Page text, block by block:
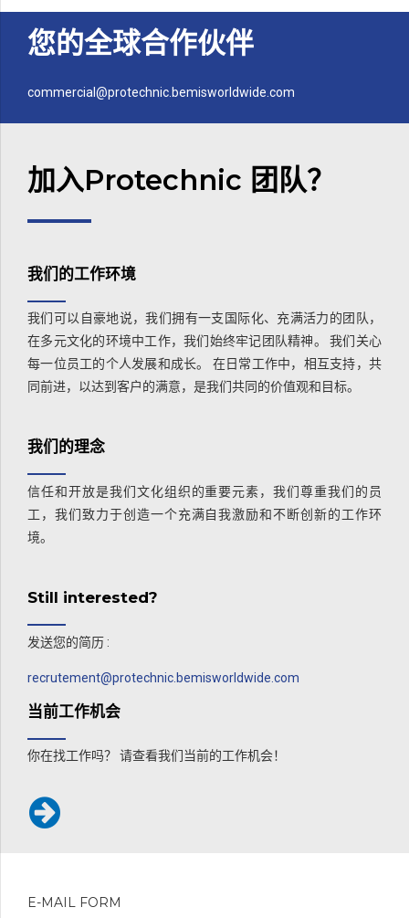
您的全球合作伙伴
commercial@protechnic.bemisworldwide.com
加入Protechnic 团队？
我们的工作环境
我们可以自豪地说，我们拥有一支国际化、充满活力的团队，
在多元文化的环境中工作，我们始终牢记团队精神。 我们关心
每一位员工的个人发展和成长。 在日常工作中，相互支持，共
同前进，以达到客户的满意，是我们共同的价值观和目标。
我们的理念
信任和开放是我们文化组织的重要元素，我们尊重我们的员
工，我们致力于创造一个充满自我激励和不断创新的工作环
境。
Still interested?
发送您的简历 :
recrutement@protechnic.bemisworldwide.com
当前工作机会
你在找工作吗？ 请查看我们当前的工作机会！
E-MAIL FORM